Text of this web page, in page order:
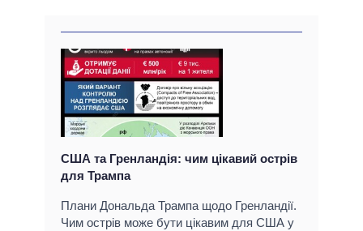
США та Гренландія: чим цікавий острів
для Трампа
Плани Дональда Трампа щодо Гренландії.
Чим острів може бути цікавим для США у